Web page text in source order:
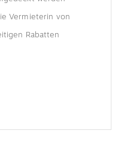
Vermieterin von
Rabatten